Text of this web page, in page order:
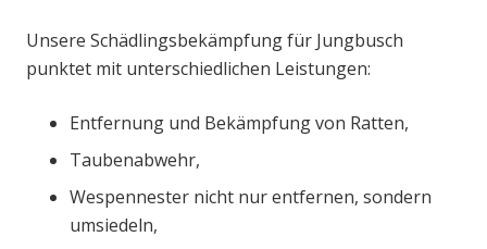
Unsere Schädlingsbekämpfung für Jungbusch
punktet mit unterschiedlichen Leistungen:
Entfernung und Bekämpfung von Ratten,
Taubenabwehr,
Wespennester nicht nur entfernen, sondern
umsiedeln,